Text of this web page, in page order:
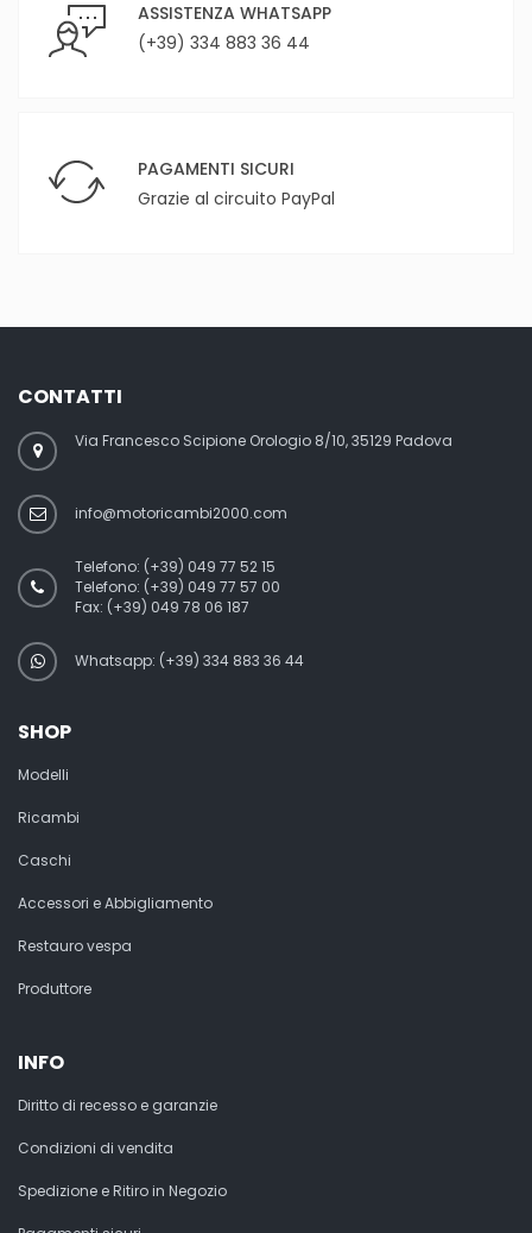
ASSISTENZA WHATSAPP
(+39) 334 883 36 44
PAGAMENTI SICURI
Grazie al circuito PayPal
CONTATTI
Via Francesco Scipione Orologio 8/10, 35129 Padova
info@motoricambi2000.com
Telefono: (+39) 049 77 52 15
Telefono: (+39) 049 77 57 00
Fax: (+39) 049 78 06 187
Whatsapp: (+39) 334 883 36 44
SHOP
Modelli
Ricambi
Caschi
Accessori e Abbigliamento
Restauro vespa
Produttore
INFO
Diritto di recesso e garanzie
Condizioni di vendita
Spedizione e Ritiro in Negozio